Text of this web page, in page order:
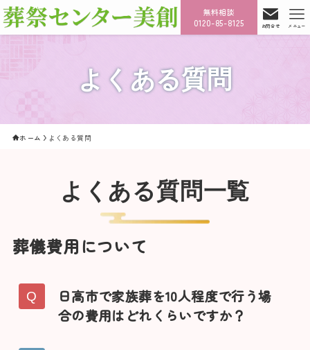
無料相談
0120-85-8125 お問合せ メニュー
よくある質問
ホーム よくある質問
よくある質問一覧
葬儀費用について
日高市で家族葬を10人程度で行う場
合の費用はどれくらいですか？